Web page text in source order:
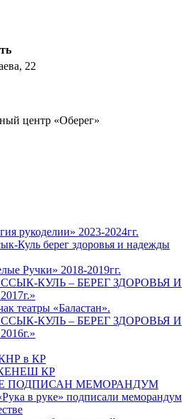
22
центр «Оберег»
рукоделии» 2023-2024гг.
Куль берег здоровья и надежды
Ручки» 2018-2019гг.
КУЛЬ – БЕРЕГ ЗДОРОВЬЯ И
театры «Баластан».
КУЛЬ – БЕРЕГ ЗДОРОВЬЯ И
КНР в КР
КР
ПОДПИСАН МЕМОРАНДУМ
в руке» подписали меморандум